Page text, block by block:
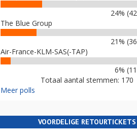
24%
The Blue Group
21%
Air-France-KLM-SAS(-TAP)
6%
Totaal aantal stemmen: 170
Meer polls
VOORDELIGE RETOURTICKETS